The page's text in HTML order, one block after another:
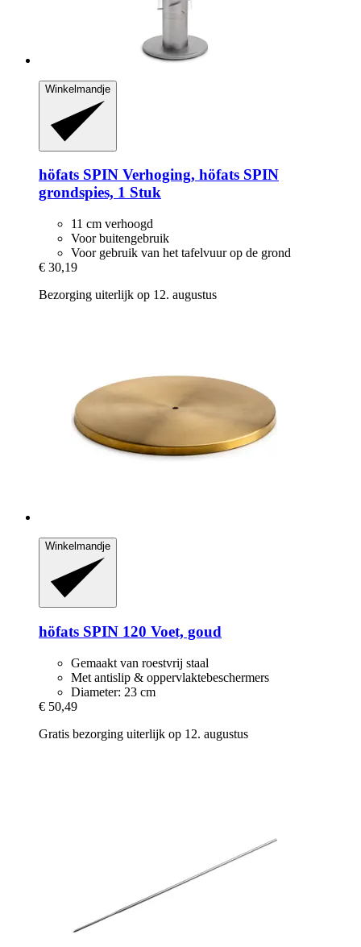
Winkelmandje
höfats SPIN Verhoging, höfats SPIN
grondspies, 1 Stuk
11 cm verhoogd
Voor buitengebruik
Voor gebruik van het tafelvuur op de grond
€ 30,19
Bezorging uiterlijk op 12. augustus
Winkelmandje
höfats SPIN 120 Voet, goud
Gemaakt van roestvrij staal
Met antislip & oppervlaktebeschermers
Diameter: 23 cm
€ 50,49
Gratis bezorging uiterlijk op 12. augustus